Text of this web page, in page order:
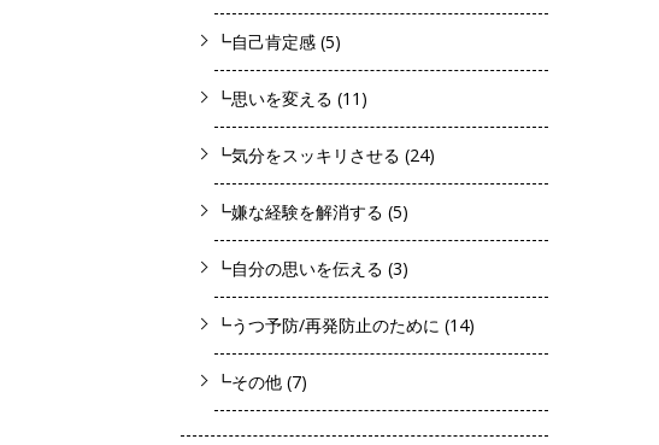
┗自己肯定感 (5)
┗思いを変える (11)
┗気分をスッキリさせる (24)
┗嫌な経験を解消する (5)
┗自分の思いを伝える (3)
┗うつ予防/再発防止のために (14)
┗その他 (7)